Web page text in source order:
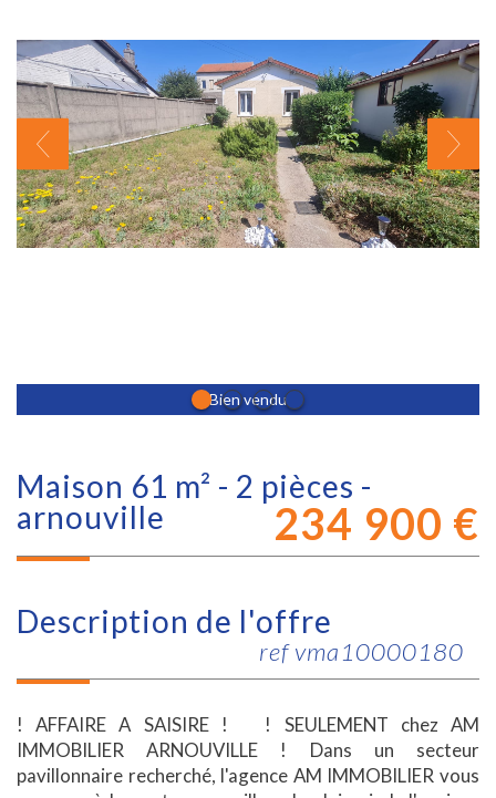
Bien vendu
maison 61 m² - 2 pièces -
arnouville
234 900 €
description de l'offre
ref vma10000180
! AFFAIRE A SAISIRE ! ! SEULEMENT chez AM
IMMOBILIER ARNOUVILLE ! Dans un secteur
pavillonnaire recherché, l'agence AM IMMOBILIER vous